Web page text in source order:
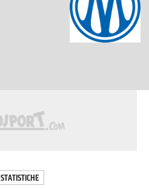
STATISTICHE